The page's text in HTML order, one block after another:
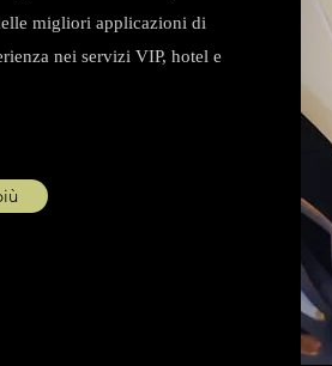
migliori applicazioni di
nei servizi VIP, hotel e